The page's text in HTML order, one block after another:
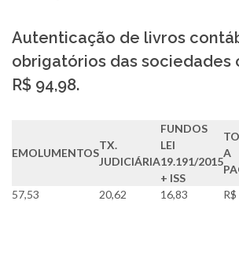
Autenticação de livros
obrigatórios das sociedades
R$ 94,98.
EMOLUMENTOS
TX.
JUDICIÁRIA
FUNDOS
LEI
19.191/2015
+ ISS
A
57,53
20,62 16,83 R$